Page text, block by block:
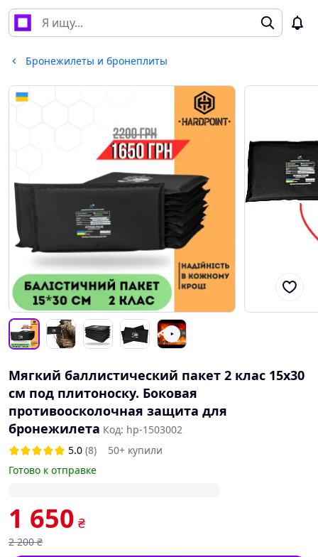
Бронежилеты и бронеплиты
Мягкий баллистический пакет 2 клас 15х30
см под плитоноску. Боковая
противоосколочная защита для
бронежилета Код: hp-1503002
5.0 (8)
50+ купили
Готово к отправке
1 650 ₴
2 200 ₴